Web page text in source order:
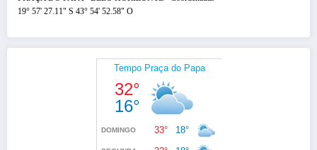
19° 57' 27.11" S 43° 54' 52.58" O